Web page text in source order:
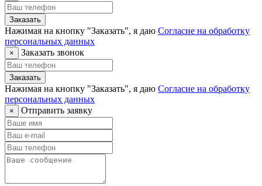
Заказать
Нажимая на кнопку "Заказать", я даю Согласие на обработку
персональных данных
× Заказать звонок
Заказать
Нажимая на кнопку "Заказать", я даю Согласие на обработку
персональных данных
× Отправить заявку